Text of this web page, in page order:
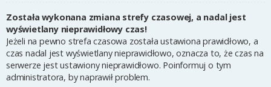
Została wykonana zmiana strefy czasowej, a nadal jest
wyświetlany nieprawidłowy czas!
Jeżeli na pewno strefa czasowa została ustawiona prawidłowo, a
czas nadal jest wyświetlany nieprawidłowo, oznacza to, że czas na
serwerze jest ustawiony nieprawidłowo. Poinformuj o tym
administratora, by naprawił problem.